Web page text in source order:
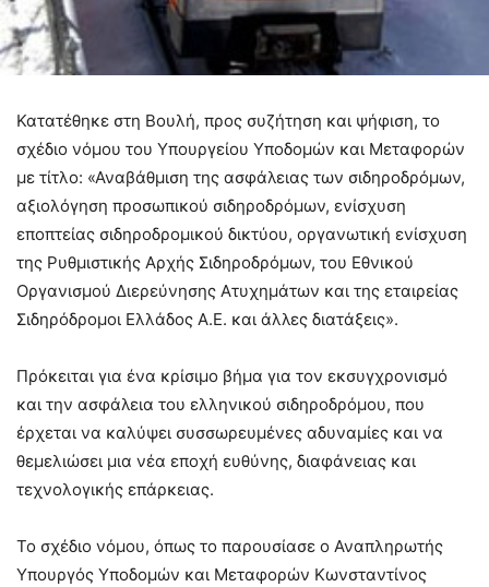
Κατατέθηκε στη Βουλή, προς συζήτηση και ψήφιση, το
σχέδιο νόμου του Υπουργείου Υποδομών και Μεταφορών
με τίτλο: «Αναβάθμιση της ασφάλειας των σιδηροδρόμων,
αξιολόγηση προσωπικού σιδηροδρόμων, ενίσχυση
εποπτείας σιδηροδρομικού δικτύου, οργανωτική ενίσχυση
της Ρυθμιστικής Αρχής Σιδηροδρόμων, του Εθνικού
Οργανισμού Διερεύνησης Ατυχημάτων και της εταιρείας
Σιδηρόδρομοι Ελλάδος Α.Ε. και άλλες διατάξεις».
Πρόκειται για ένα κρίσιμο βήμα για τον εκσυγχρονισμό
και την ασφάλεια του ελληνικού σιδηροδρόμου, που
έρχεται να καλύψει συσσωρευμένες αδυναμίες και να
θεμελιώσει μια νέα εποχή ευθύνης, διαφάνειας και
τεχνολογικής επάρκειας.
Το σχέδιο νόμου, όπως το παρουσίασε ο Αναπληρωτής
Υπουργός Υποδομών και Μεταφορών Κωνσταντίνος